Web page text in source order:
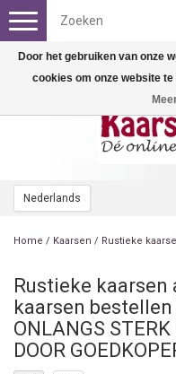
Nederlands
Toggle
navigation
Home / Kaarsen / Rustieke
Rustieke kaarsen
kaarsen
ONLANGS
DOOR
Door het gebruiken van onze
cookies om onze website